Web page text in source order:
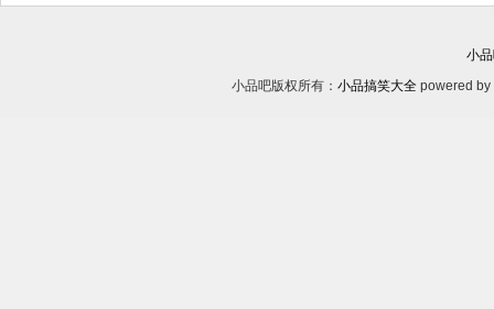
小
小品吧版权所有： 小品搞笑大全 powered by